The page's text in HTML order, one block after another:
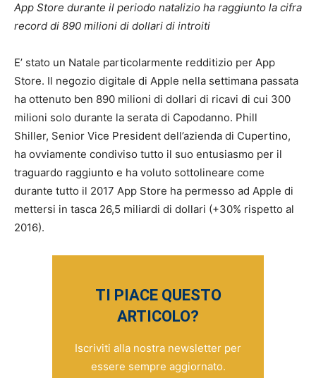
App Store durante il periodo natalizio ha raggiunto la cifra
record di 890 milioni di dollari di introiti
E’ stato un Natale particolarmente redditizio per App
Store. Il negozio digitale di Apple nella settimana passata
ha ottenuto ben 890 milioni di dollari di ricavi di cui 300
milioni solo durante la serata di Capodanno. Phill
Shiller, Senior Vice President dell’azienda di Cupertino,
ha ovviamente condiviso tutto il suo entusiasmo per il
traguardo raggiunto e ha voluto sottolineare come
durante tutto il 2017 App Store ha permesso ad Apple di
mettersi in tasca 26,5 miliardi di dollari (+30% rispetto al
2016).
TI PIACE QUESTO
ARTICOLO?
Iscriviti alla nostra newsletter per
essere sempre aggiornato.